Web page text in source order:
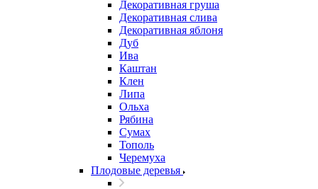
Декоративная груша
Декоративная слива
Декоративная яблоня
Дуб
Ива
Каштан
Клен
Липа
Ольха
Рябина
Сумах
Тополь
Черемуха
Плодовые деревья